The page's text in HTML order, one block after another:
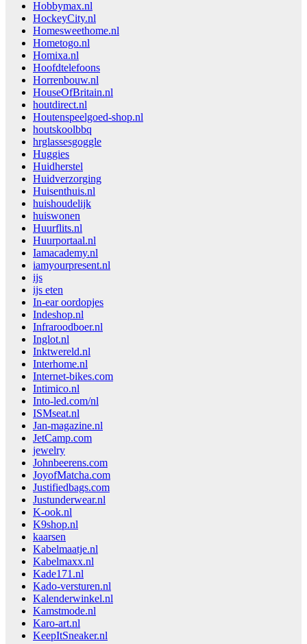
Hobbymax.nl
HockeyCity.nl
Homesweethome.nl
Hometogo.nl
Homixa.nl
Hoofdtelefoons
Horrenbouw.nl
HouseOfBritain.nl
houtdirect.nl
Houtenspeelgoed-shop.nl
houtskoolbbq
hrglassesgoggle
Huggies
Huidherstel
Huidverzorging
Huisenthuis.nl
huishoudelijk
huiswonen
Huurflits.nl
Huurportaal.nl
Iamacademy.nl
iamyourpresent.nl
ijs
ijs eten
In-ear oordopjes
Indeshop.nl
Infraroodboer.nl
Inglot.nl
Inktwereld.nl
Interhome.nl
Internet-bikes.com
Intimico.nl
Into-led.com/nl
ISMseat.nl
Jan-magazine.nl
JetCamp.com
jewelry
Johnbeerens.com
JoyofMatcha.com
Justifiedbags.com
Justunderwear.nl
K-ook.nl
K9shop.nl
kaarsen
Kabelmaatje.nl
Kabelmaxx.nl
Kade171.nl
Kado-versturen.nl
Kalenderwinkel.nl
Kamstmode.nl
Karo-art.nl
KeepItSneaker.nl